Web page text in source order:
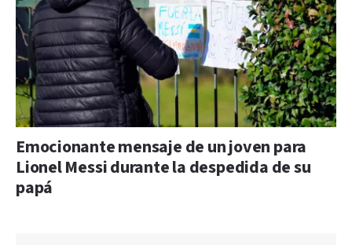
Emocionante mensaje de un joven para
Lionel Messi durante la despedida de su
papá